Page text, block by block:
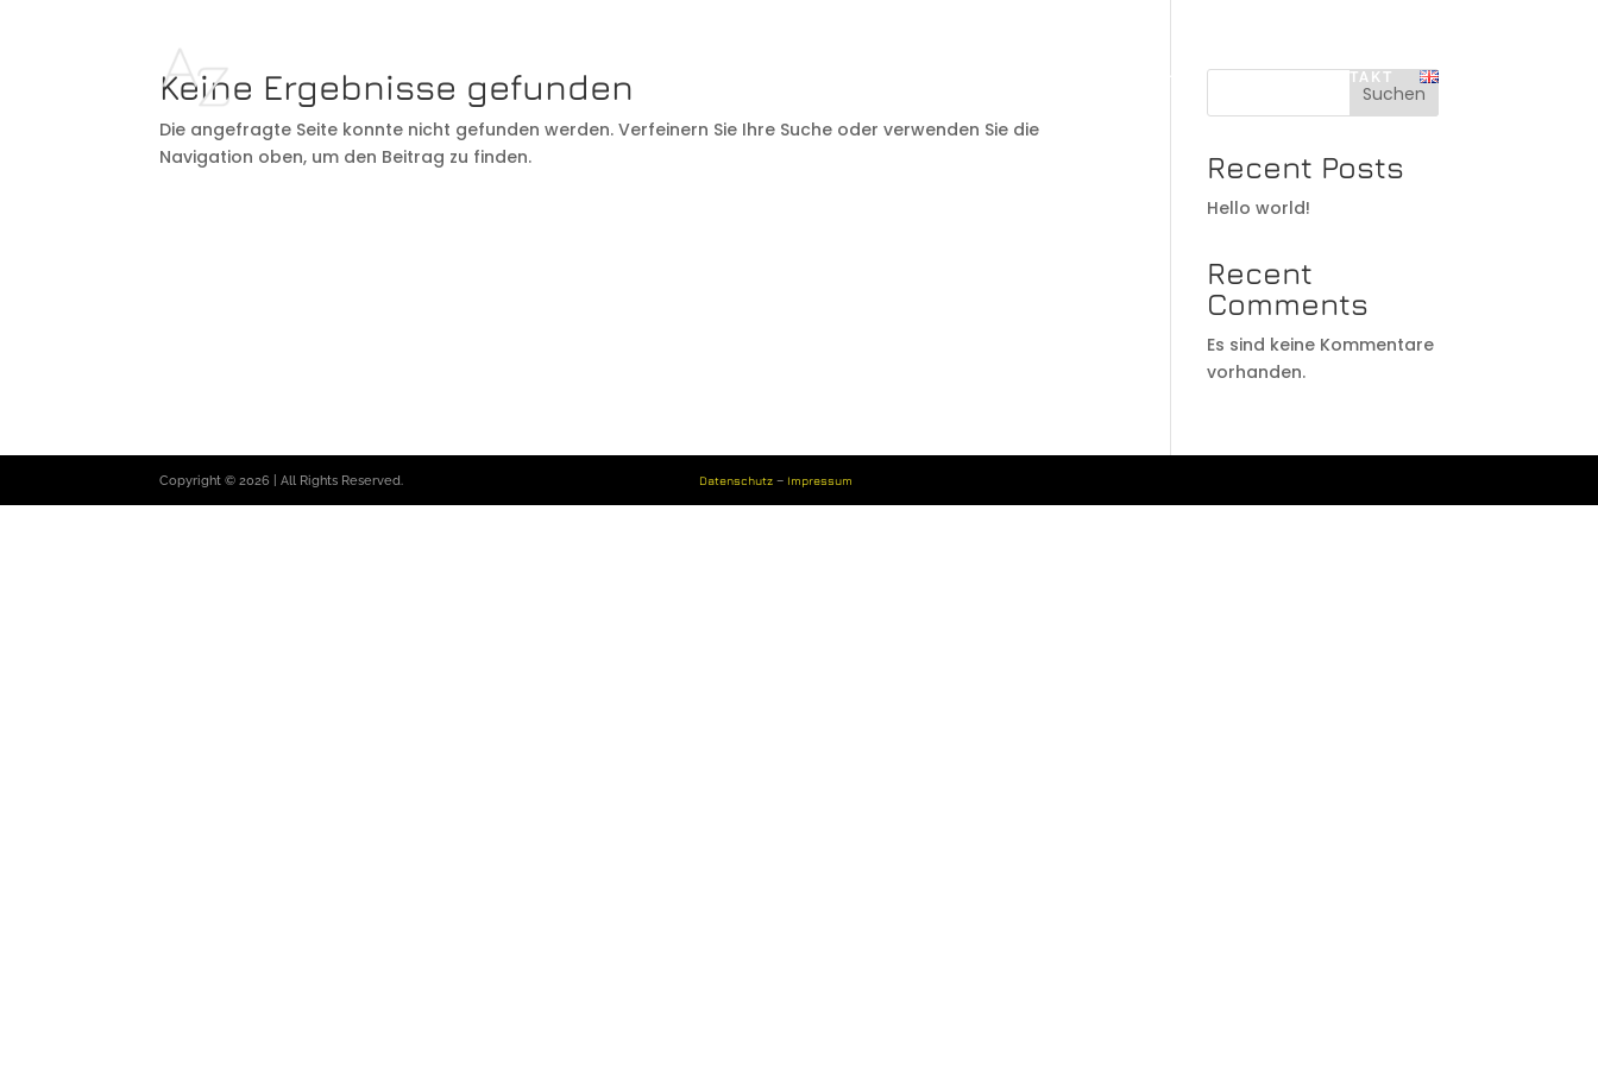
DISKOGRAPHIE KONTAKT
Keine Ergebnisse gefunden
Die angefragte Seite konnte nicht gefunden werden. Verfeinern Sie Ihre Suche oder verwenden Sie die
Navigation oben, um den Beitrag zu finden.
Suchen
Recent Posts
Hello world!
Recent
Comments
Es sind keine Kommentare
vorhanden.
Copyright © 2026 | All Rights Reserved. Datenschutz – Impressum